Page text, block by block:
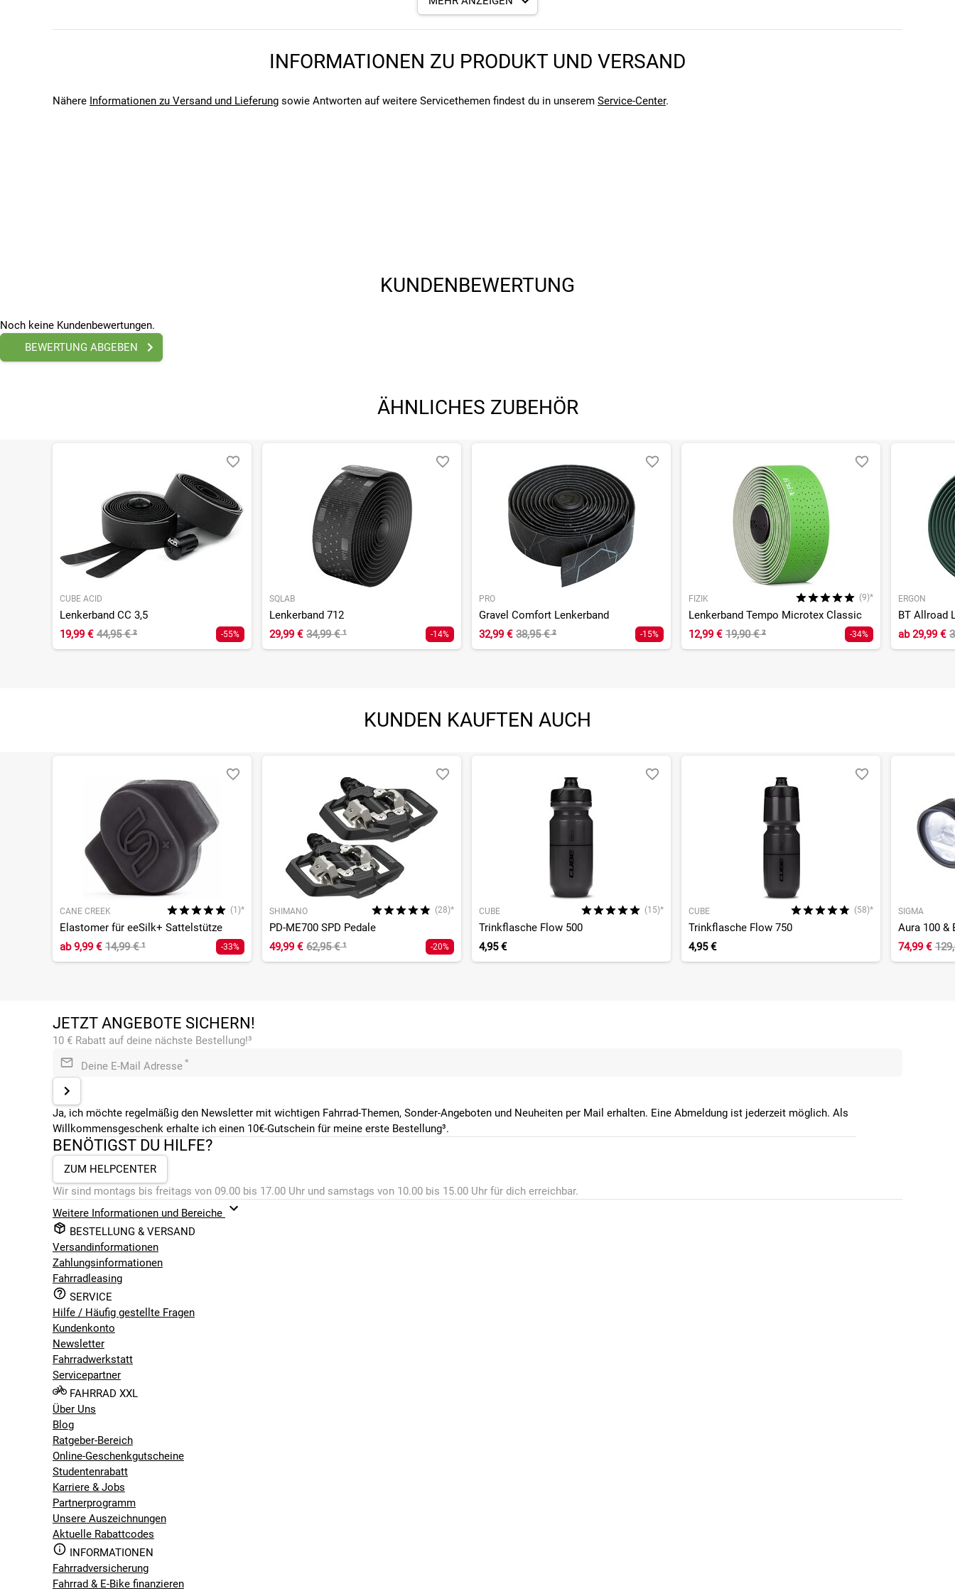
Artikelnummer(n):2766
Größe(n):Wicklung nach Größensystem möglich
Bitte beachte, dass es zu Abweichungen zwischen den angegebenen- und den verbauten Komponenten bei Fahrrädern kommen kann. Einen Fehler gefunden?
Bitte beachte, dass es zu Abweichungen zwischen den angegebenen- und den verbauten Komponenten bei Fahrrädern kommen kann. Einen Fehler gefunden?Hier melden.
INFORMATIONEN ZU PRODUKT UND VERSAND
Nähere Informationen zu Versand und Lieferungsowie Antworten auf weitere Servicethemen findest du in unserem Service-Center.
KUNDENBEWERTUNG
Noch keine Kundenbewertungen.
BEWERTUNG ABGEBEN
ÄHNLICHES ZUBEHÖR
CUBE ACID
Lenkerband CC 3,5
19,99 € 44,95 €² -55%
SQLAB
Lenkerband 712
29,99 € 34,99 €¹ -14%
PRO
Gravel Comfort Lenkerband
32,99 € 38,95 €² -15%
FIZIK (9)*
Lenkerband Tempo Microtex Classic
12,99 € 19,90 €² -34%
ERGON
BT Allroad
ab29,99 €
KUNDEN KAUFTEN AUCH
CANE CREEK (1)*
Elastomer für eeSilk+ Sattelstütze
ab9,99 € 14,99 €¹ -33%
SHIMANO (28)*
PD-ME700 SPD Pedale
49,99 € 62,95 €¹ -20%
CUBE (15)*
Trinkflasche Flow 500
4,95 €
CUBE (58)*
Trinkflasche Flow 750
4,95 €
SIGMA
74,99 €
JETZT ANGEBOTE SICHERN!
10 € Rabatt auf deine nächste Bestellung!³
Deine E-Mail Adresse *
Ja, ich möchte regelmäßig den Newsletter mit wichtigen Fahrrad-Themen, Sonder-Angeboten und Neuheiten per Mail erhalten. Eine Abmeldung ist jederzeit möglich. Als
Willkommensgeschenk erhalte ich einen 10€-Gutschein für meine erste Bestellung³.
BENÖTIGST DU HILFE?
ZUM HELPCENTER
Wir sind montags bis freitags von 09.00 bis 17.00 Uhr und samstags von 10.00 bis 15.00 Uhr für dich erreichbar.
Weitere Informationen und Bereiche
BESTELLUNG & VERSAND
Versandinformationen
Zahlungsinformationen
Fahrradleasing
SERVICE
Hilfe / Häufig gestellte Fragen
Kundenkonto
Newsletter
Fahrradwerkstatt
Servicepartner
FAHRRAD XXL
Über Uns
Blog
Ratgeber-Bereich
Online-Geschenkgutscheine
Studentenrabatt
Karriere & Jobs
Partnerprogramm
Unsere Auszeichnungen
Aktuelle Rabattcodes
INFORMATIONEN
Fahrradversicherung
Fahrrad & E-Bike finanzieren